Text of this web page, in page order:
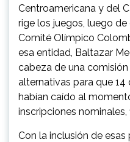
Centroamericana y del
rige los juegos, luego
Comité Olímpico
esa entidad, Baltazar
cabeza de una
alternativas para que 14
habían caído al
inscripciones
Con la inclusión de